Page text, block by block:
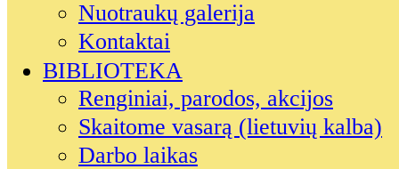
Nuotraukų galerija
Kontaktai
BIBLIOTEKA
Renginiai, parodos, akcijos
Skaitome vasarą (lietuvių kalba)
Darbo laikas